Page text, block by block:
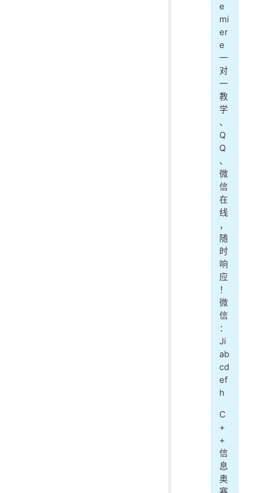
e
mi
er
e
一
对
一
教
学
、
Q
Q
、
微
信
在
线
，
随
时
响
应
！
微
信
：
Ji
ab
cd
ef
h
C
+
+
信
息
奥